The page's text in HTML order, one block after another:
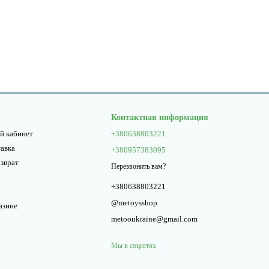
кабинет
Контактная информация
+380638803221
+380957383095
Перезвонить вам?
+380638803221
@metoysshop
metooukraine@gmail.com
Мы в соцсетях